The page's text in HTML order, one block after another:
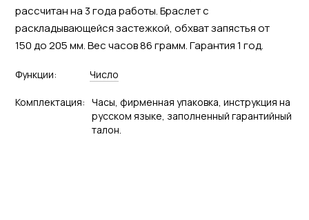
рассчитан на 3 года работы. Браслет с
раскладывающейся застежкой, обхват запястья от
150 до 205 мм. Вес часов 86 грамм. Гарантия 1 год.
Функции: Число
Комплектация: Часы, фирменная упаковка, инструкция на
русском языке, заполненный гарантийный
талон.